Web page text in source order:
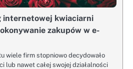
internetowej kwiaciarni
zakupów w e-
wiele firm stopniowo decydowało
lub nawet całej swojej działalności